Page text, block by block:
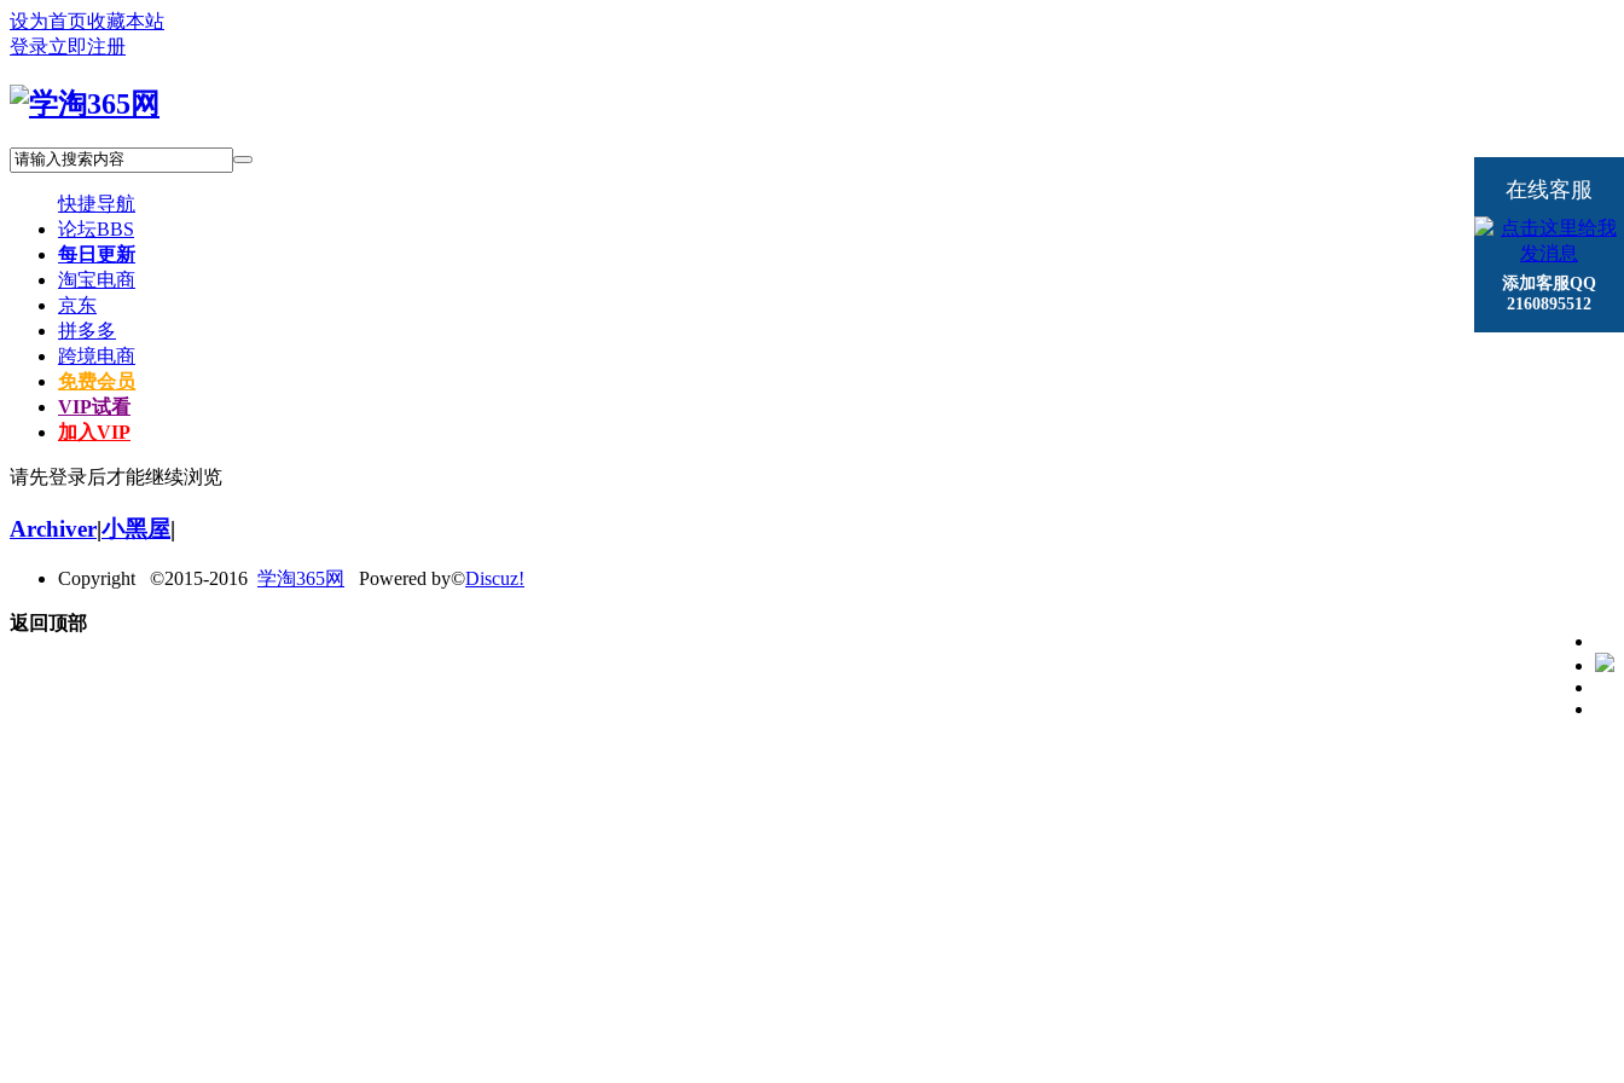
设为首页收藏本站
登录立即注册
快捷导航
论坛BBS
每日更新
淘宝电商
京东
拼多多
跨境电商
免费会员
VIP试看
加入VIP
请先登录后才能继续浏览
在线客服
添加客服QQ
2160895512
Archiver|小黑屋|
Copyright ©2015-2016 学淘365网 Powered by©Discuz!
返回顶部